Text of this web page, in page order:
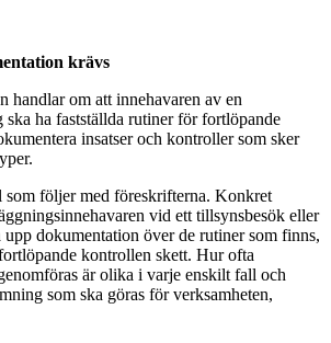
krävs
handlar om att innehavaren av en
ska ha fastställda rutiner för fortlöpande
insatser och kontroller som sker
följer med föreskrifterna. Konkret
vid ett tillsynsbesök eller
dokumentation över de rutiner som finns,
kontrollen skett. Hur ofta
är olika i varje enskilt fall och
som ska göras för verksamheten,